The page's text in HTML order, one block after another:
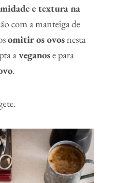
e textura na
com a manteiga de
omitir os ovosnesta
aveganose para
.